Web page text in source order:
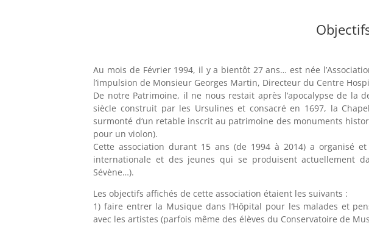
Au mois de Février 1994, il y a bientôt 27 ans… est née
l’impulsion de Monsieur Georges Martin, Directeur du Centre
De notre Patrimoine, il ne nous restait après l‘apocalypse de la
siècle construit par les Ursulines et consacré en 1697, la
surmonté d‘un retable inscrit au patrimoine des monuments
pour un violon).
Cette association durant 15 ans (de 1994 à 2014) a organisé
internationale et des jeunes qui se produisent actuellement
Sévène…).
Les objectifs affichés de cette association étaient les suivants :
1) faire entrer la Musique dans l‘Hôpital pour les malades et
avec les artistes (parfois même des élèves du Conservatoire de